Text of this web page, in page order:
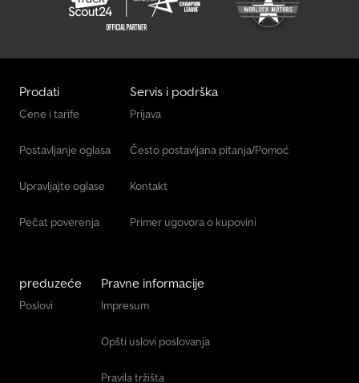
Prodati
Cene i tarife
Postavljanje oglasa
Upravljajte oglase
Pečat poverenja
Servis i podrška
Prijava
Često postavljana pitanja/Pomoć
Kontakt
Primer ugovora o kupovini
preduzeće
Poslovi
Pravne informacije
Impresum
Opšti uslovi poslovanja
Pravila tržišta